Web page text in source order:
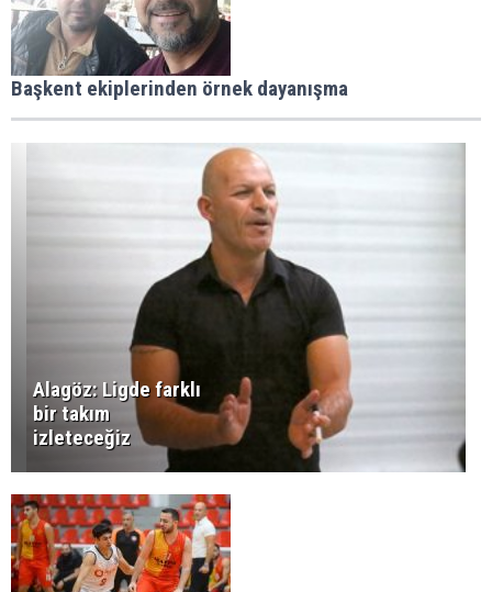
Başkent ekiplerinden örnek dayanışma
Alagöz: Ligde farklı
bir takım
izleteceğiz